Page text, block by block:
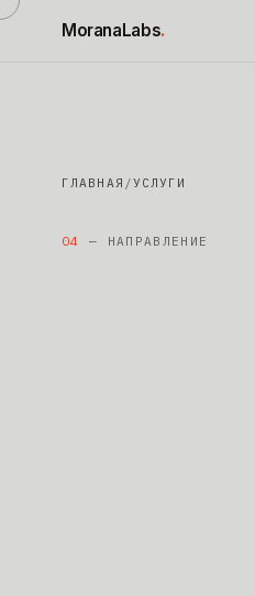
К содержимому
MoranaLabs.
ГЛАВНАЯ /УСЛУГИ
04 — НАПРАВЛЕНИЕ